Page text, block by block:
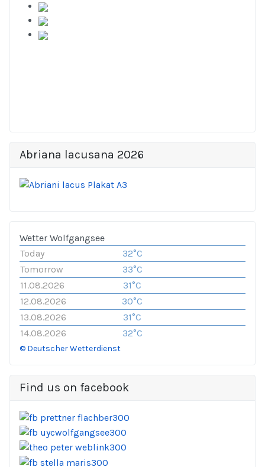
Abriana lacusana 2026
Wetter Wolfgangsee
Today
32°C
Tomorrow
33°C
11.08.2026
31°C
12.08.2026
30°C
13.08.2026
31°C
14.08.2026
32°C
© Deutscher Wetterdienst
Find us on facebook